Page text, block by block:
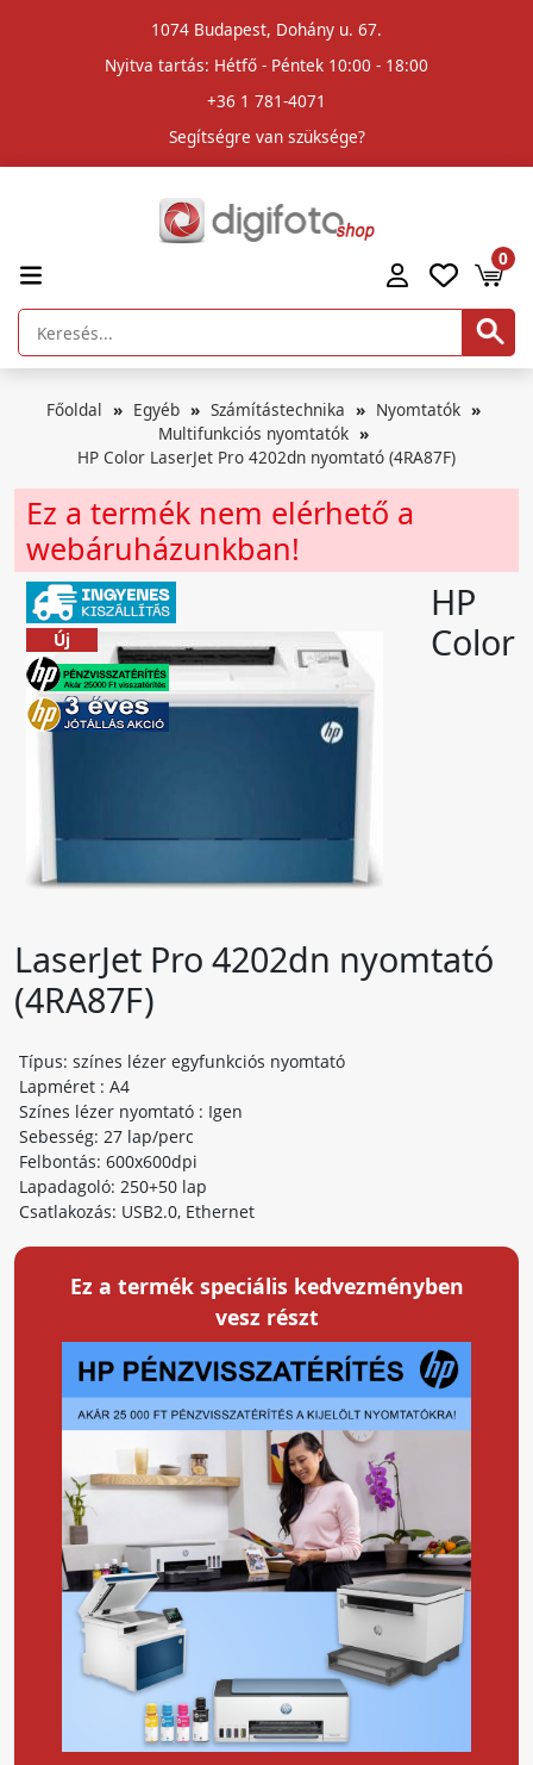
1074 Budapest, Dohány u. 67.
Nyitva tartás: Hétfő - Péntek 10:00 - 18:00
+36 1 781-4071
Segítségre van szüksége?
0
Főoldal Egyéb Számítástechnika
Nyomtatók
Multifunkciós nyomtatók
HP Color LaserJet Pro 4202dn nyomtató (4RA87F)
Ez a termék nem elérhető a
webáruházunkban!
Új
HP
Color
LaserJet Pro 4202dn nyomtató
(4RA87F)
Típus: színes lézer egyfunkciós nyomtató
Lapméret : A4
Színes lézer nyomtató : Igen
Sebesség: 27 lap/perc
Felbontás: 600x600dpi
Lapadagoló: 250+50 lap
Csatlakozás: USB2.0, Ethernet
Ez a termék speciális kedvezményben
vesz részt